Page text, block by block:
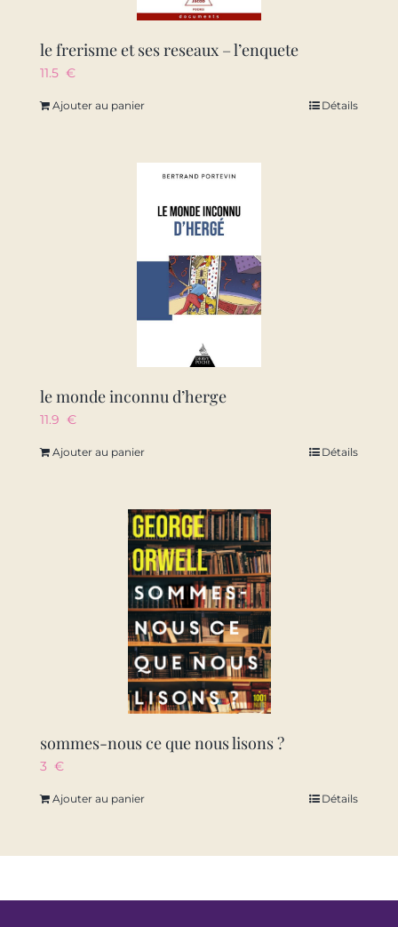
le frerisme et ses reseaux – l’enquete
11.5 €
Ajouter au panier Détails
le monde inconnu d’herge
11.9 €
Ajouter au panier Détails
sommes-nous ce que nous lisons ?
3 €
Ajouter au panier Détails